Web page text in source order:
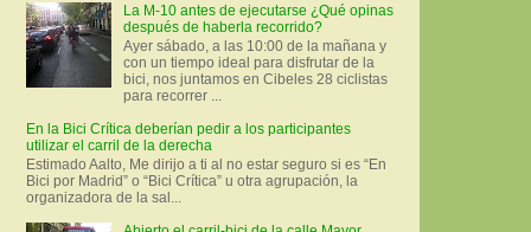
La M-10 antes de ejecutarse ¿Qué opinas
después de haberla recorrido?
Ayer sábado, a las 10:00 de la mañana y
con un tiempo ideal para disfrutar de la
bici, nos juntamos en Cibeles 28 ciclistas
para recorrer ...
En la Bici Crítica deberían pedir a los participantes
utilizar el carril de la derecha
Estimado Aalto, Me dirijo a ti al no estar seguro si es “En
Bici por Madrid” o “Bici Crítica” u otra agrupación, la
organizadora de la sal...